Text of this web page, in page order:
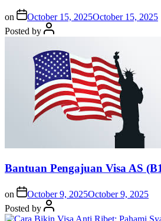
on October 15, 2025October 15, 2025
Posted by
Bantuan Pengajuan Visa AS
on October 9, 2025October 9, 2025
Posted by